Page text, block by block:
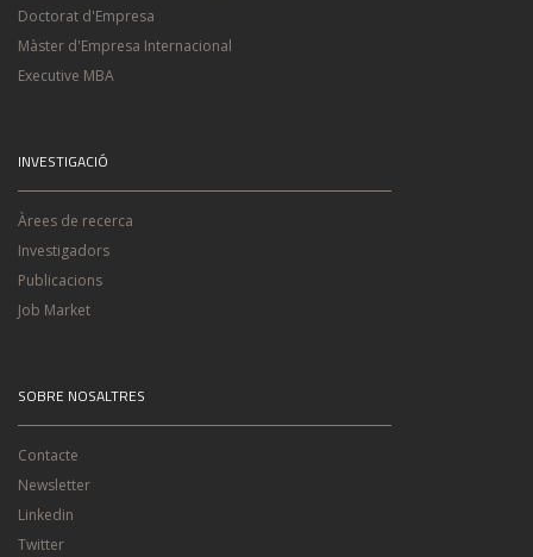
Doctorat d'Empresa
Màster d'Empresa Internacional
Executive MBA
INVESTIGACIÓ
Àrees de recerca
Investigadors
Publicacions
Job Market
SOBRE NOSALTRES
Contacte
Newsletter
Linkedin
Twitter